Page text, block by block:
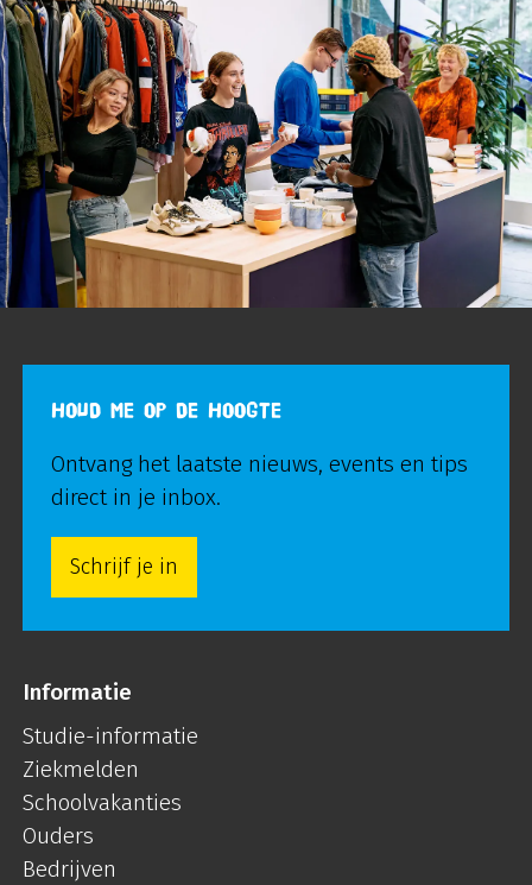
HOUD ME OP DE HOOGTE
Ontvang het laatste nieuws, events en tips
direct in je inbox.
Schrijf je in
Informatie
Studie-informatie
Ziekmelden
Schoolvakanties
Ouders
Bedrijven